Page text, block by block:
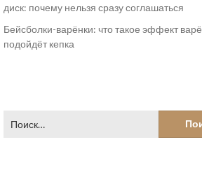
диск: почему нельзя сразу соглашаться
Бейсболки-варёнки: что такое эффект
подойдёт кепка